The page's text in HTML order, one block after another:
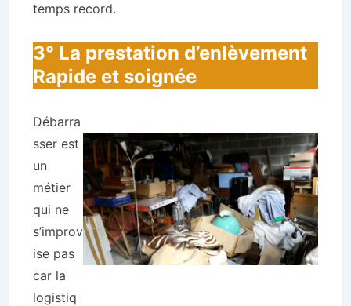
temps record.
3° La prestation d’enlèvement
Rapide et soignée
Débarra
sser est
un
métier
qui ne
s’improv
ise pas
car la
logistiq